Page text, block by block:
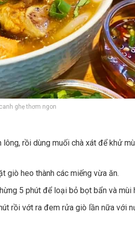
ghẹ thơm ngon
rồi dùng muối chà xát để khử
giò heo thành các miếng vừa ăn.
5 phút để loại bỏ bọt bẩn và mùi
rồi vớt ra đem rửa giò lần nữa với